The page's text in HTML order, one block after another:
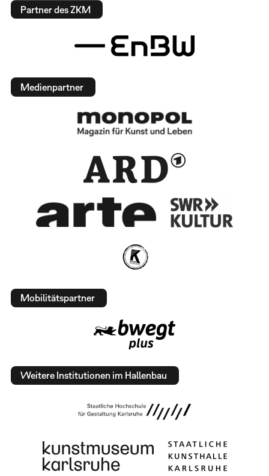
Partner des ZKM
Medienpartner
Mobilitätspartner
Weitere Institutionen im Hallenbau